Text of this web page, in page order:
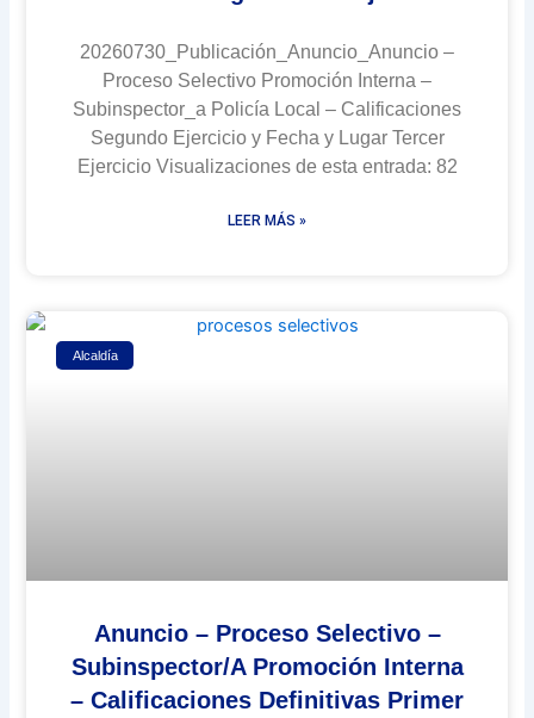
20260730_Publicación_Anuncio_Anuncio –
Proceso Selectivo Promoción Interna –
Subinspector_a Policía Local – Calificaciones
Segundo Ejercicio y Fecha y Lugar Tercer
Ejercicio Visualizaciones de esta entrada: 82
LEER MÁS »
Alcaldía
Anuncio – Proceso Selectivo –
Subinspector/a Promoción Interna
– Calificaciones Definitivas Primer